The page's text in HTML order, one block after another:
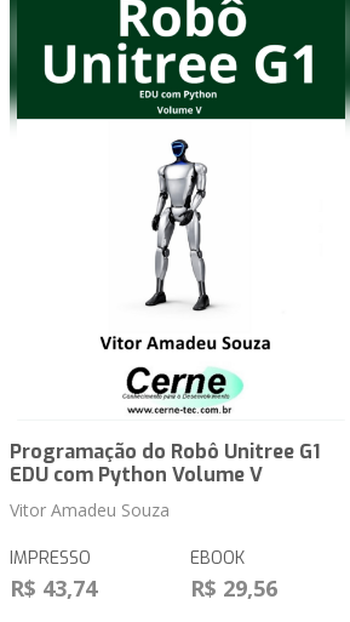
Programação do Robô Unitree G1
EDU com Python Volume V
Vitor Amadeu Souza
IMPRESSO
R$ 43,74
EBOOK
R$ 29,56